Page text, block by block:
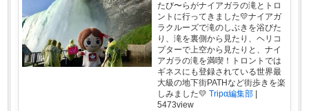
たび〜らがナイアガラの滝とトロ
ントに行ってきました💛ナイアガ
ラクルーズで滝のしぶきを浴びた
り、滝を裏側から見たり、ヘリコ
プターで上空から見たりと、ナイ
アガラの滝を満喫！トロントでは
ギネスにも登録されている世界最
大級の地下街PATHなど街歩きを楽
しみました💛 Tripα編集部|
5473view